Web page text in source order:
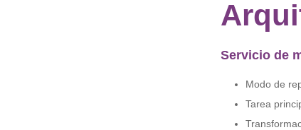
Servicio de
Modo de
Tarea